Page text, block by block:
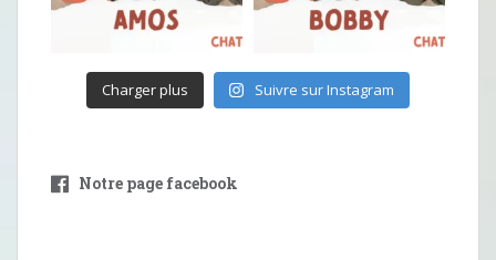
Charger plus Suivre sur Instagram
Notre page facebook